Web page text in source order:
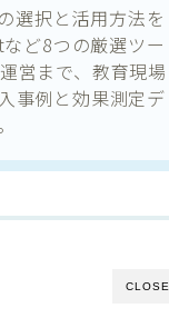
選択と活用方法を
ど8つの厳選ツー
営まで、教育現場
事例と効果測定デ
CLOSE